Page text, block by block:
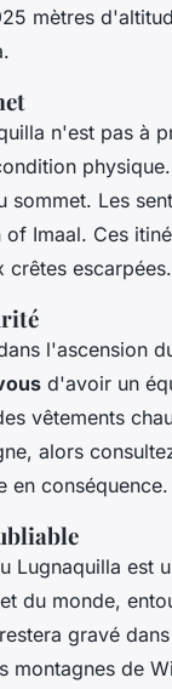
mètres
n'est pas à
sommet. Les
of Imaal. Ces
crêtes escarpées.
l'ascension
d'avoir un
vêtements
alors
en conséquence.
Lugnaquilla est
du monde,
gravé
montagnes de